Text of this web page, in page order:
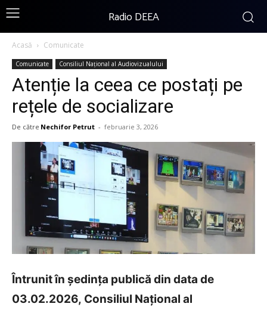
Radio DEEA
Acasă Comunicate
Comunicate Consiliul Național al Audiovizualului
Atenție la ceea ce postați pe
rețele de socializare
De către Nechifor Petrut - februarie 3, 2026
Întrunit în ședința publică din data de
03.02.2026, Consiliul Național al